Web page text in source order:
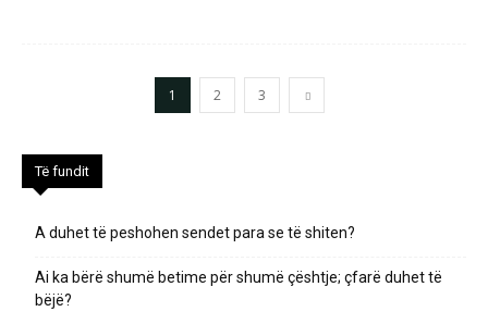
1 2 3
Të fundit
A duhet të peshohen sendet para se të shiten?
Ai ka bërë shumë betime për shumë çështje; çfarë duhet të
bëjë?